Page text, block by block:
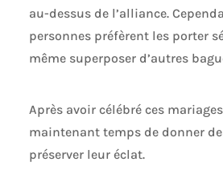
au-dessus de l’alliance.
personnes préfèrent les porter
même superposer d’autres
Après avoir célébré ces
maintenant temps de donner
préserver leur éclat.